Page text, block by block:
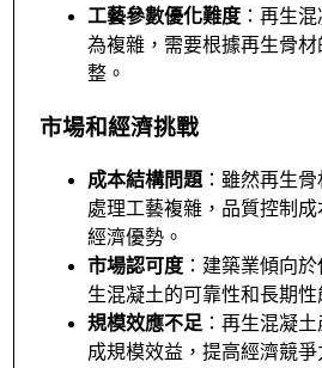
工藝參數優化難度 ：再生
為複雜，需要根據再生骨
整。
市場和經濟挑戰
成本結構問題 ：雖然再生
處理工藝複雜，品質控制
經濟優勢。
市場認可度 ：建築業傾向
生混凝土的可靠性和長期性
規模效應不足 ：再生混凝
成規模效益，提高經濟競爭